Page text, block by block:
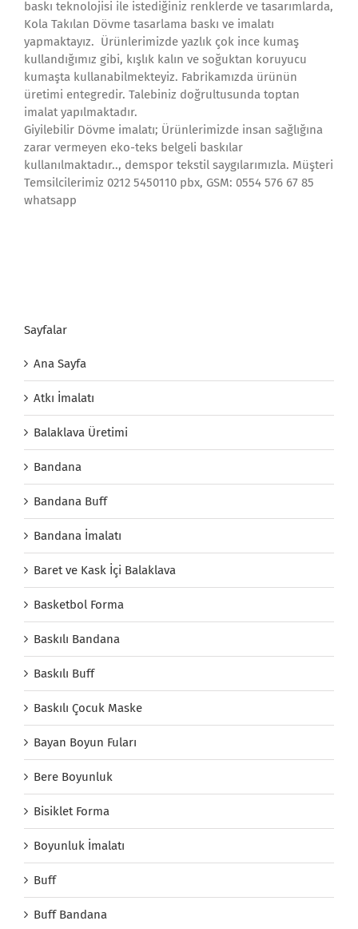
baskı teknolojisi ile istediğiniz renklerde ve tasarımlarda,
Kola Takılan Dövme tasarlama baskı ve imalatı
yapmaktayız. Ürünlerimizde yazlık çok ince kumaş
kullandığımız gibi, kışlık kalın ve soğuktan koruyucu
kumaşta kullanabilmekteyiz. Fabrikamızda ürünün
üretimi entegredir. Talebiniz doğrultusunda toptan
imalat yapılmaktadır.
Giyilebilir Dövme imalatı; Ürünlerimizde insan sağlığına
zarar vermeyen eko-teks belgeli baskılar
kullanılmaktadır.., demspor tekstil saygılarımızla. Müşteri
Temsilcilerimiz 0212 5450110 pbx, GSM: 0554 576 67 85
whatsapp
Sayfalar
Ana Sayfa
Atkı İmalatı
Balaklava Üretimi
Bandana
Bandana Buff
Bandana İmalatı
Baret ve Kask İçi Balaklava
Basketbol Forma
Baskılı Bandana
Baskılı Buff
Baskılı Çocuk Maske
Bayan Boyun Fuları
Bere Boyunluk
Bisiklet Forma
Boyunluk İmalatı
Buff
Buff Bandana